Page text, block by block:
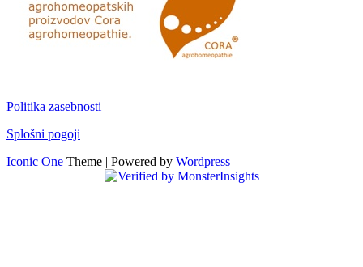
Politika zasebnosti
Splošni pogoji
Iconic One Theme | Powered by Wordpress